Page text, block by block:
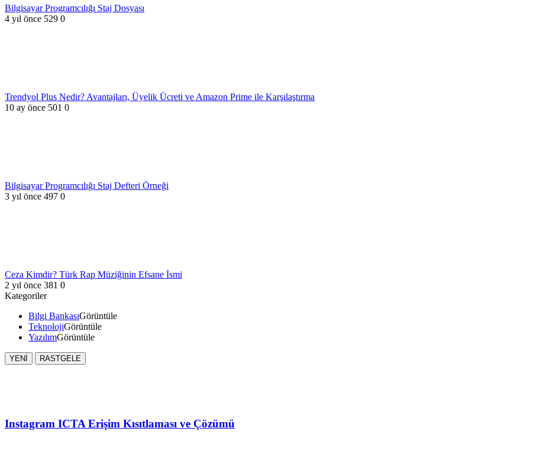
Bilgisayar Programcılığı Staj Dosyası
4 yıl önce 529 0
Trendyol Plus Nedir? Avantajları, Üyelik Ücreti ve Amazon Prime ile Karşılaştırma
10 ay önce 501 0
Bilgisayar Programcılığı Staj Defteri Örneği
3 yıl önce 497 0
Ceza Kimdir? Türk Rap Müziğinin Efsane İsmi
2 yıl önce 381 0
Kategoriler
Bilgi BankasıGörüntüle
TeknolojiGörüntüle
YazılımGörüntüle
YENİ RASTGELE
Instagram ICTA Erişim Kısıtlaması ve Çözümü